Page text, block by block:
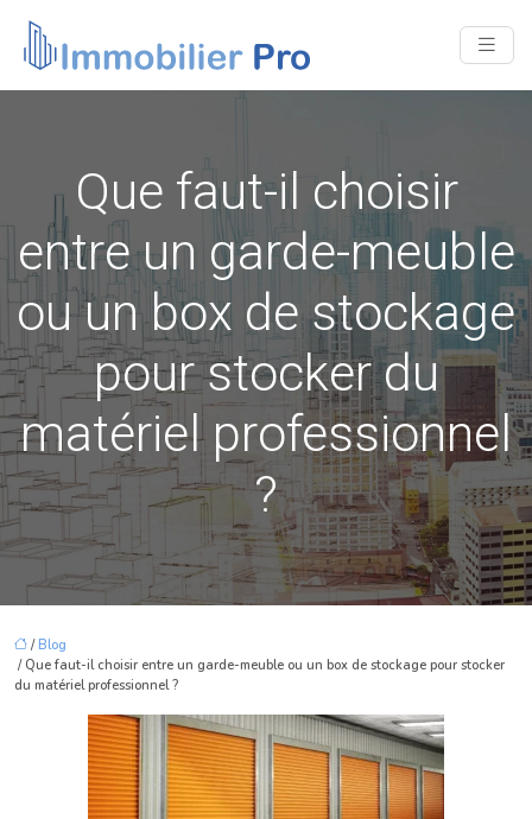
Que faut-il choisir
entre un garde-meuble
ou un box de stockage
pour stocker du
matériel professionnel
?
/ Blog
/ Que faut-il choisir entre un garde-meuble ou un box de stockage pour stocker
du matériel professionnel ?